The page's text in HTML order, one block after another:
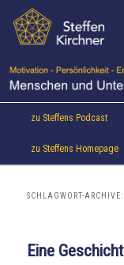
Inhalt
wechseln
sekundären
Inhalt
Steffen
Aktuelles von Speaker &
Hauptmenü
zu Steffens Podcast
zu Steffens Homepage
SCHLAGWORT-ARCHIVE:
Eine